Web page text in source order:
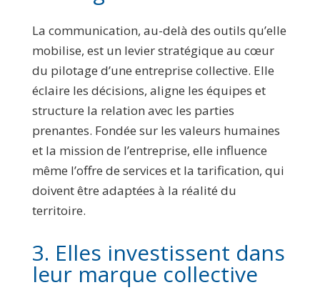
La communication, au-delà des outils qu’elle
mobilise, est un levier stratégique au cœur
du pilotage d’une entreprise collective. Elle
éclaire les décisions, aligne les équipes et
structure la relation avec les parties
prenantes. Fondée sur les valeurs humaines
et la mission de l’entreprise, elle influence
même l’offre de services et la tarification, qui
doivent être adaptées à la réalité du
territoire.
3. Elles investissent dans
leur marque collective